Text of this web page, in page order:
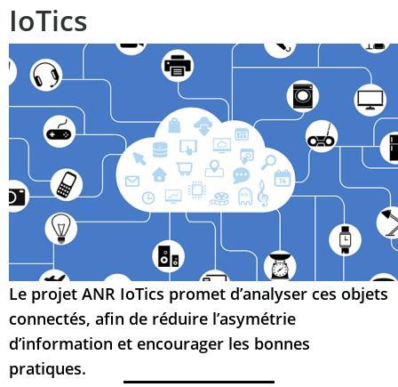
IoTics
Le projet ANR IoTics promet d’analyser ces objets
connectés, afin de réduire l’asymétrie
d’information et encourager les bonnes
pratiques.